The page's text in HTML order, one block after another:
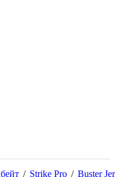
/ Strike Pro / Buster